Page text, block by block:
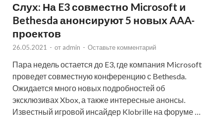
Слух: На E3 совместно Microsoft и
Bethesda анонсируют 5 новых AAA-
проектов
26.05.2021 - от admin - Оставьте комментарий
Пара недель остается до E3, где компания Microsoft
проведет совместную конференцию с Bethesda.
Ожидается много новых подробностей об
эксклюзивах Xbox, а также интересные анонсы.
Известный игровой инсайдер Klobrille на форуме …